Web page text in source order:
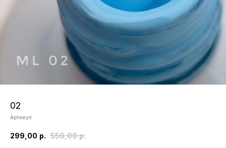
02
Артикул:
299,00 р. 550,00 р.